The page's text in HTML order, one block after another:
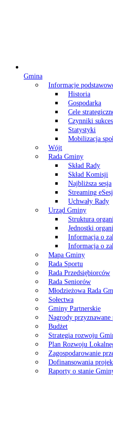
Gmina
Informacje
Historia
Gospodarka
Cele
Czynniki
Statystyki
Mobilizacja
Wójt
Rada Gminy
Skład Rady
Skład Komisji
Najbliższa sesja
Streaming
Uchwały Rady
Urząd Gminy
Struktura
Jednostki
Informacja o
Informacja o
Mapa Gminy
Rada Sportu
Rada Przedsiębiorców
Rada Seniorów
Młodzieżowa Rada
Sołectwa
Gminy Partnerskie
Nagrody przyznawane
Budżet
Strategia rozwoju
Plan Rozwoju
Zagospodarowanie
Dofinansowania
Raporty o stanie